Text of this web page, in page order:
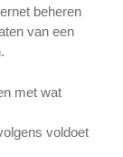
beheren
van een
met wat
voldoet